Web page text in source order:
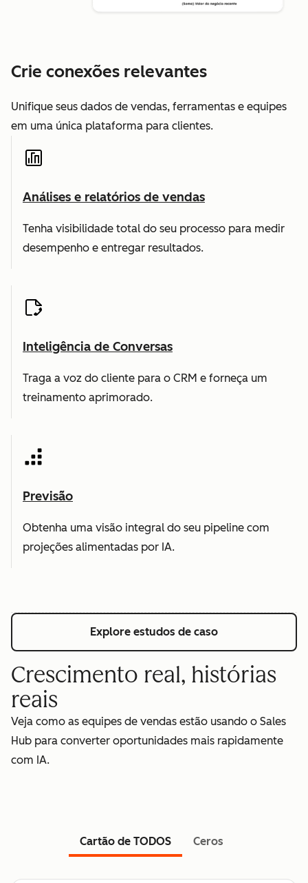
Crie conexões relevantes
Unifique seus dados de vendas, ferramentas e equipes
em uma única plataforma para clientes.
Análises e relatórios de vendas
Tenha visibilidade total do seu processo para medir
desempenho e entregar resultados.
Inteligência de Conversas
Traga a voz do cliente para o CRM e forneça um
treinamento aprimorado.
Previsão
Obtenha uma visão integral do seu pipeline com
projeções alimentadas por IA.
Explore estudos de caso
Crescimento real, histórias
reais
Veja como as equipes de vendas estão usando o Sales
Hub para converter oportunidades mais rapidamente
com IA.
Cartão de TODOS Ceros